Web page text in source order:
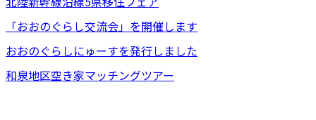
「おおのぐらし交流会」を開催します
おおのぐらしにゅーすを発行しました
和泉地区空き家マッチングツアー